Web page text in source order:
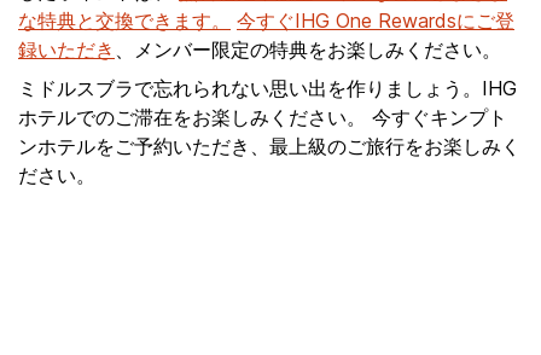
な特典と交換できます。
今すぐIHG One Rewardsにご登
録いただき 、メンバー限定の特典をお楽しみください。
ミドルスブラで忘れられない思い出を作りましょう。IHG
ホテルでのご滞在をお楽しみください。 今すぐキンプト
ンホテルをご予約いただき、最上級のご旅行をお楽しみく
ださい。